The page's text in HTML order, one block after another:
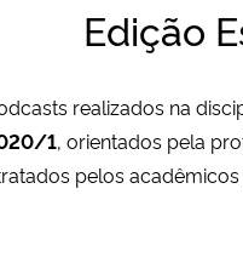
Edição
realizados na
1, orientados pela
pelos acadêmicos